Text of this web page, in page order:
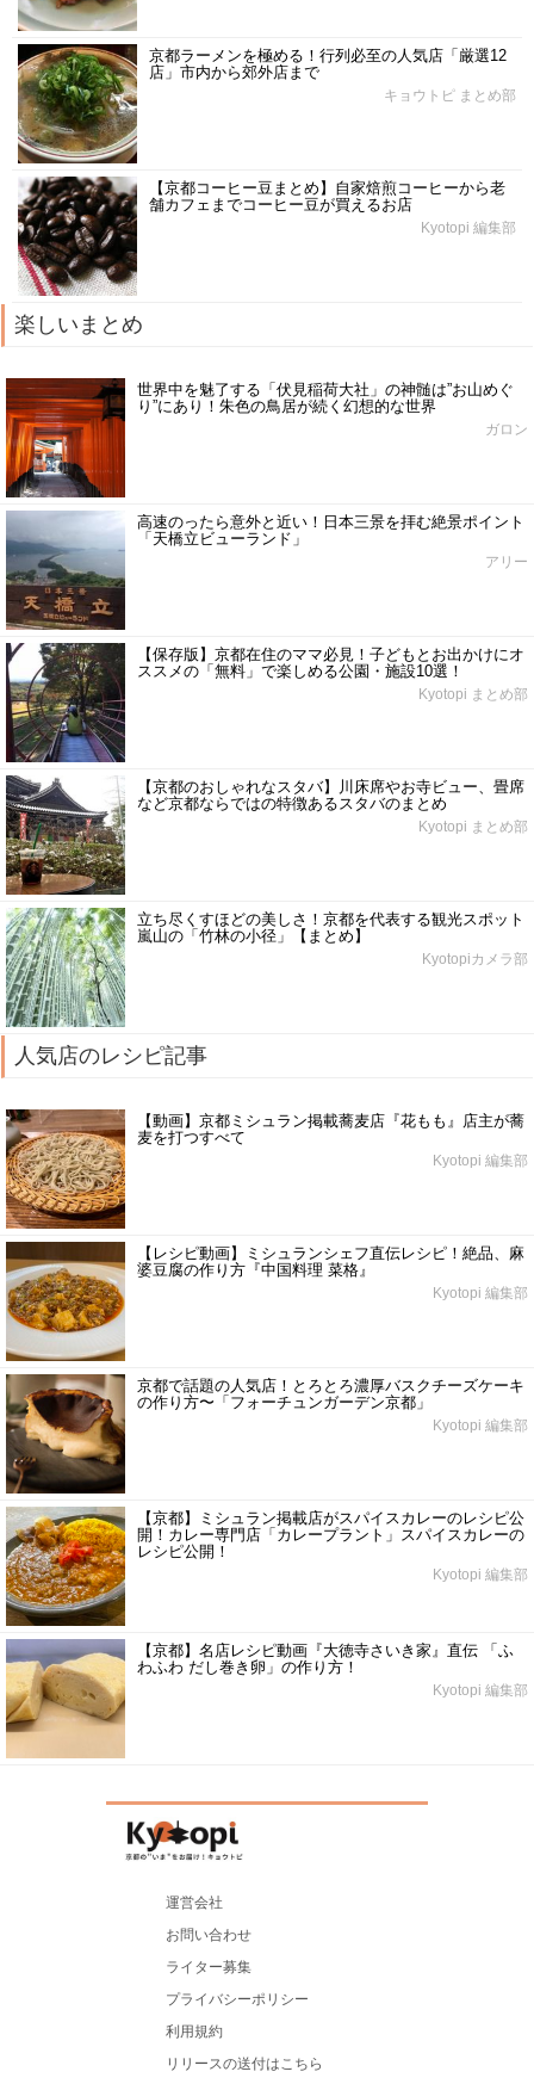
京都ラーメンを極める！行列必至の人気店「厳選12
店」市内から郊外店まで
キョウトピ まとめ部
【京都コーヒー豆まとめ】自家焙煎コーヒーから老
舗カフェまでコーヒー豆が買えるお店
Kyotopi 編集部
楽しいまとめ
世界中を魅了する「伏見稲荷大社」の神髄は”お山めぐ
り”にあり！朱色の鳥居が続く幻想的な世界
ガロン
高速のったら意外と近い！日本三景を拝む絶景ポイント
「天橋立ビューランド」
アリー
【保存版】京都在住のママ必見！子どもとお出かけにオ
ススメの「無料」で楽しめる公園・施設10選！
Kyotopi まとめ部
【京都のおしゃれなスタバ】川床席やお寺ビュー、畳席
など京都ならではの特徴あるスタバのまとめ
Kyotopi まとめ部
立ち尽くすほどの美しさ！京都を代表する観光スポット
嵐山の「竹林の小径」【まとめ】
Kyotopiカメラ部
人気店のレシピ記事
【動画】京都ミシュラン掲載蕎麦店『花もも』店主が蕎
麦を打つすべて
Kyotopi 編集部
【レシピ動画】ミシュランシェフ直伝レシピ！絶品、麻
婆豆腐の作り方『中国料理 菜格』
Kyotopi 編集部
京都で話題の人気店！とろとろ濃厚バスクチーズケーキ
の作り方〜「フォーチュンガーデン京都」
Kyotopi 編集部
【京都】ミシュラン掲載店がスパイスカレーのレシピ公
開！カレー専門店「カレープラント」スパイスカレーの
レシピ公開！
Kyotopi 編集部
【京都】名店レシピ動画『大徳寺さいき家』直伝 「ふ
わふわ だし巻き卵」の作り方！
Kyotopi 編集部
運営会社
お問い合わせ
ライター募集
プライバシーポリシー
利用規約
リリースの送付はこちら